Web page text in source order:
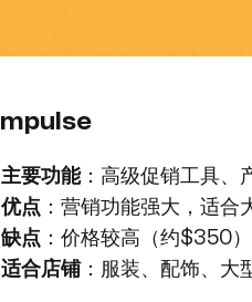
Impulse
主要功能：高级促销工具、
优点 ：营销功能强大，适合
缺点 ：价格较高（约$350）
适合店铺：服装、配饰、大